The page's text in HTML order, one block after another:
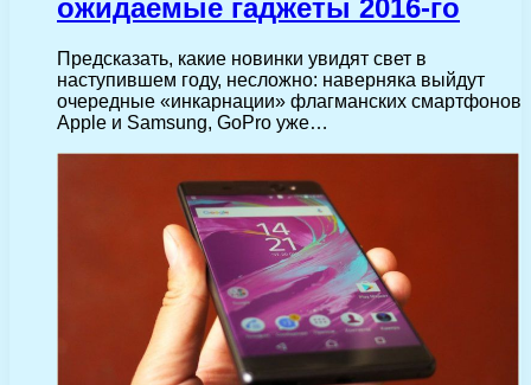
ожидаемые гаджеты 2016-го
Предсказать, какие новинки увидят свет в
наступившем году, несложно: наверняка выйдут
очередные «инкарнации» флагманских смартфонов
Apple и Samsung, GoPro уже…